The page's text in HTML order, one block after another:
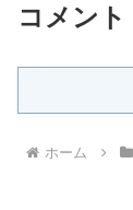
コメント
ホーム